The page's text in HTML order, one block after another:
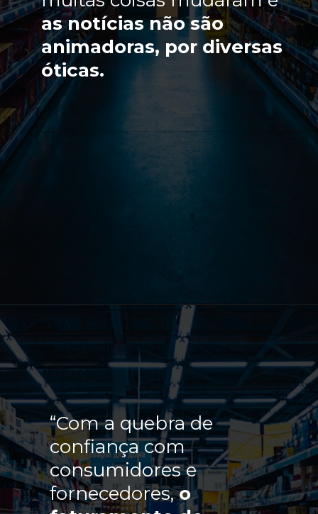
as notícias não são
animadoras, por diversas
óticas.
“Com a quebra de
confiança com
consumidores e
fornecedores,o